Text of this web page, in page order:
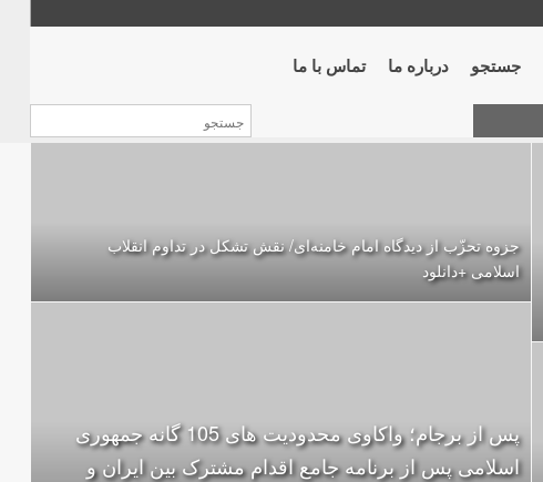
جستجو درباره ما تماس با ما
جزوه تحزّب از دیدگاه امام خامنه‌ای/ نقش تشکل در تداوم انقلاب
اسلامی +دانلود
پس از برجام؛ واکاوی محدودیت های 105 گانه جمهوری
اسلامی پس از برنامه جامع اقدام مشترک بین ایران و